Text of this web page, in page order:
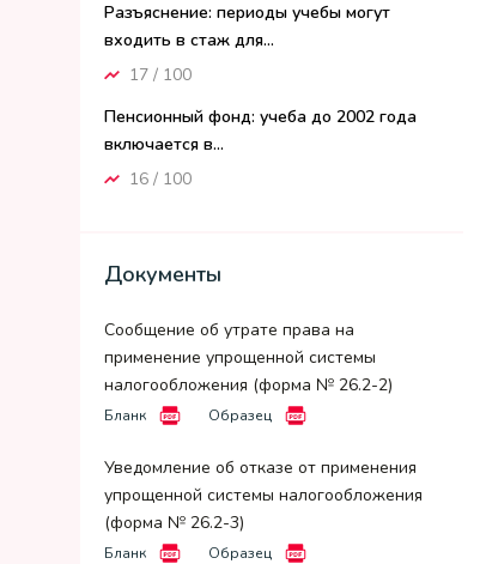
Разъяснение: периоды учебы могут
входить в стаж для...
17 / 100
Пенсионный фонд: учеба до 2002 года
включается в...
16 / 100
Документы
Сообщение об утрате права на
применение упрощенной системы
налогообложения (форма № 26.2-2)
Бланк Образец
Уведомление об отказе от применения
упрощенной системы налогообложения
(форма № 26.2-3)
Бланк Образец